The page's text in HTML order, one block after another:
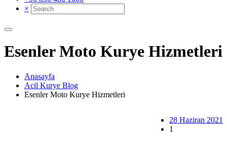
×
Esenler Moto Kurye Hizmetleri
Anasayfa
Acil Kurye Blog
Esenler Moto Kurye Hizmetleri
28 Haziran 2021
1